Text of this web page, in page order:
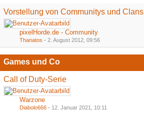
Vorstellung von Communitys und Clans
pixelHorde.de - Community
Thanatos - 2. August 2012, 09:56
Games und Co
Call of Duty-Serie
Warzone
Diabolo666 - 12. Januar 2021, 10:11